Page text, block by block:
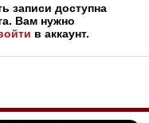
записи доступна
Вам нужно
в аккаунт.